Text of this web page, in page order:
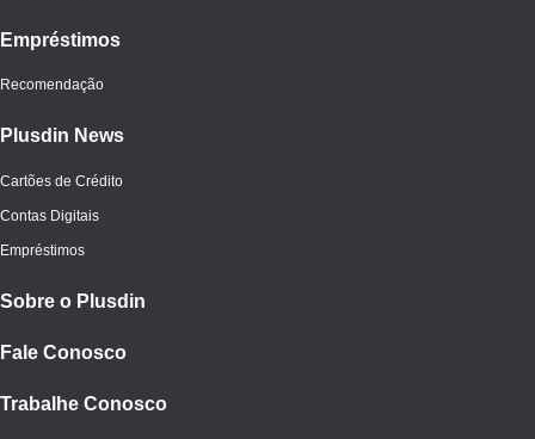
Empréstimos
Recomendação
Plusdin News
Cartões de Crédito
Contas Digitais
Empréstimos
Sobre o Plusdin
Fale Conosco
Trabalhe Conosco